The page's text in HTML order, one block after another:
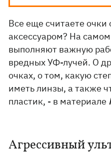
Все еще считаете
аксессуаром? На
выполняют важную
вредных УФ-лучей. О
очках, о том, какую
иметь линзы, а также
пластик, - в материале
Агрессивный